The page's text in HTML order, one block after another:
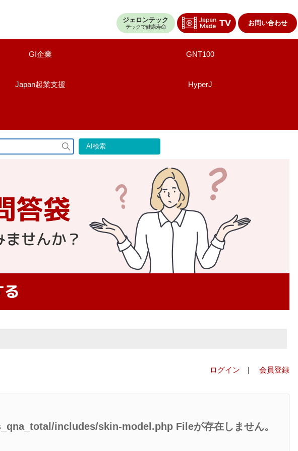
ジェロンテック
テックで健康寿命 お問い合わせ
GI企業 GNT100
Japan起業支援 HyperJ
検
索
AI検索
ログイン | 会員登録
includes/skin-model.php Fileが存在しません。